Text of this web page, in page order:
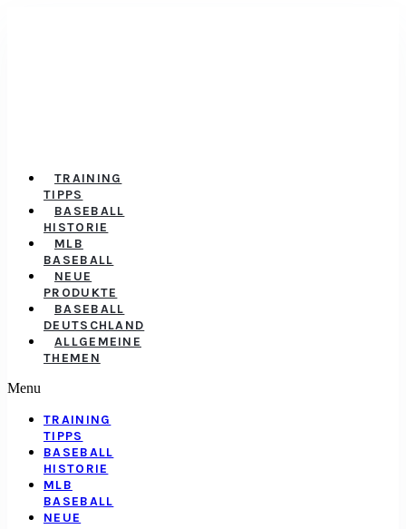
TRAINING
TIPPS
BASEBALL
HISTORIE
MLB
BASEBALL
NEUE
PRODUKTE
BASEBALL
DEUTSCHLAND
ALLGEMEINE
THEMEN
Menu
TRAINING
TIPPS
BASEBALL
HISTORIE
MLB
BASEBALL
NEUE